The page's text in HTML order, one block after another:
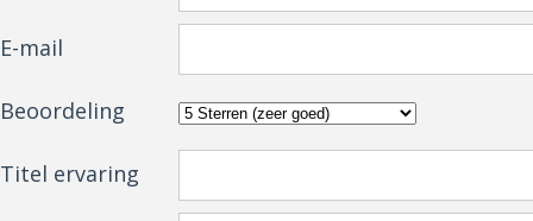
E-mail
Beoordeling
Titel ervaring